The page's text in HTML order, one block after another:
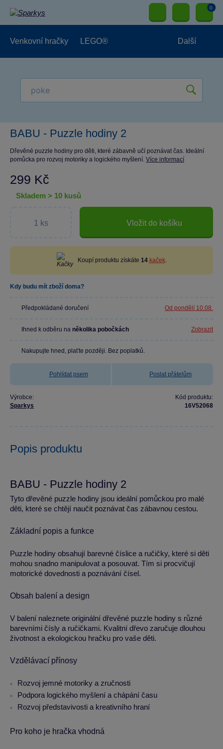
0
Venkovní hračky LEGO® Další
BABU - Puzzle hodiny 2
Dřevěné puzzle hodiny pro děti, které zábavně učí poznávat čas. Ideální
pomůcka pro rozvoj motoriky a logického myšlení. Více informací
299 Kč
skladem > 10 kusů
Vložit do košíku
Koupí produktu získáte 14 kaček.
Kdy budu mít zboží doma?
Předpokládané doručení Od pondělí 10.08.
Ihned k odběru na několika pobočkách Zobrazit
Nakupujte hned, plaťte později. Bez poplatků.
Pohlídat psem Poslat přátelům
Výrobce:
Sparkys
Kód produktu:
16V52068
Popis produktu
BABU - Puzzle hodiny 2
Tyto dřevěné puzzle hodiny jsou ideální pomůckou pro malé
děti, které se chtějí naučit poznávat čas zábavnou cestou.
Základní popis a funkce
Puzzle hodiny obsahují barevné číslice a ručičky, které si děti
mohou snadno manipulovat a posouvat. Tím si procvičují
motorické dovednosti a poznávání čísel.
Obsah balení a design
V balení naleznete originální dřevěné puzzle hodiny s různé
barevními čísly a ručičkami. Kvalitní dřevo zaručuje dlouhou
životnost a ekologickou hračku pro vaše děti.
Vzdělávací přínosy
Rozvoj jemné motoriky a zručnosti
Podpora logického myšlení a chápání času
Rozvoj představivosti a kreativního hraní
Pro koho je hračka vhodná